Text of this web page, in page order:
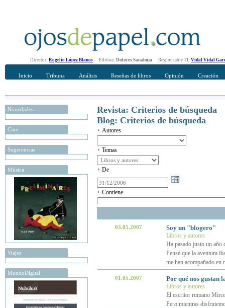
Director: Rogelio López Blanco Editora: Dolores Sanahuja Responsable TI: Vidal Vidal
Inicio Tribuna Análisis Reseñas de libros Opinión Creación
Novedades
Cine
Sugerencias
Música
Viajes
MundoDigital
Revista: Criterios de búsqueda
Blog: Criterios de búsqueda
Autores
Temas
De
Contiene
03.05.2007 Soy un "blogero"
Libros y autores
Ha pasado justo un año
Pensé que la aventura
me han acompañado en
01.05.2007 Por qué nos gustan
Libros y autores
El escritor rumano
Pero mientras